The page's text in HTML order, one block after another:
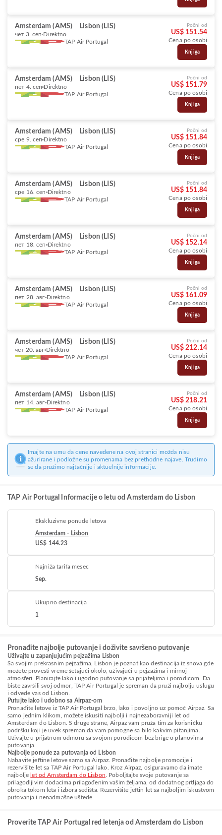
Amsterdam (AMS) Lisbon (LIS)
чет 3. сеп Direktno
TAP Air Portugal
Počni od
US$ 151.54
Cena po osobi
Knjiga
Amsterdam (AMS) Lisbon (LIS)
пет 4. сеп Direktno
TAP Air Portugal
Počni od
US$ 151.79
Cena po osobi
Knjiga
Amsterdam (AMS) Lisbon (LIS)
сре 9. сеп Direktno
TAP Air Portugal
Počni od
US$ 151.84
Cena po osobi
Knjiga
Amsterdam (AMS) Lisbon (LIS)
сре 16. сеп Direktno
TAP Air Portugal
Počni od
US$ 151.84
Cena po osobi
Knjiga
Amsterdam (AMS) Lisbon (LIS)
пет 18. сеп Direktno
TAP Air Portugal
Počni od
US$ 152.14
Cena po osobi
Knjiga
Amsterdam (AMS) Lisbon (LIS)
пет 28. авг Direktno
TAP Air Portugal
Počni od
US$ 161.09
Cena po osobi
Knjiga
Amsterdam (AMS) Lisbon (LIS)
чет 20. авг Direktno
TAP Air Portugal
Počni od
US$ 212.14
Cena po osobi
Knjiga
Amsterdam (AMS) Lisbon (LIS)
пет 14. авг Direktno
TAP Air Portugal
Počni od
US$ 218.21
Cena po osobi
Knjiga
Imajte na umu da cene navedene na ovoj stranici možda nisu
ažurirane i podložne su promenama bez prethodne najave. Trudimo
se da pružimo najtačnije i aktuelnije informacije.
TAP Air Portugal Informacije o letu od Amsterdam do Lisbon
Ekskluzivne ponude letova
Amsterdam - Lisbon
US$ 144.23
Najniža tarifa mesec
Sep.
Ukupno destinacija
1
Pronađite najbolje putovanje i doživite savršeno putovanje
Uživajte u zapanjujućim pejzažima Lisbon
Sa svojim prekrasnim pejzažima, Lisbon je poznat kao destinacija iz snova gde
možete provesti vreme šetajući okolo, uživajući u pejzažima i mirnoj
atmosferi. Planirajte lako i ugodno putovanje sa prijateljima i porodicom. Da
biste završili svoj odmor, TAP Air Portugal je spreman da pruži najbolju uslugu
i odvede vas od Lisbon.
Putujte lako i udobno sa Airpaz-om
Pronađite letove iz TAP Air Portugal brzo, lako i povoljno uz pomoć Airpaz. Sa
samo jednim klikom, možete iskusiti najbolji i najnezaboravniji let od
Amsterdam do Lisbon. S druge strane, Airpaz vam pruža tim za korisničku
podršku koji je uvek spreman da vam pomogne sa bilo kakvim pitanjima.
Uživajte u prijatnom odmoru sa svojom porodicom bez brige o planovima
putovanja.
Najbolje ponude za putovanja od Lisbon
Nabavite jeftine letove samo sa Airpaz. Pronađite najbolje promocije i
rezervišite let sa TAP Air Portugal lako. Kroz Airpaz, osiguravamo da imate
najbolje let od Amsterdam do Lisbon . Poboljšajte svoje putovanje sa
prilagodljivim dodacima prilagođenim vašim željama, od dodatnog prtljaga do
obroka tokom leta i izbora sedišta. Rezervišite jeftin let sa najboljim iskustvom
putovanja i nenadmašne uštede.
Proverite TAP Air Portugal red letenja od Amsterdam do Lisbon